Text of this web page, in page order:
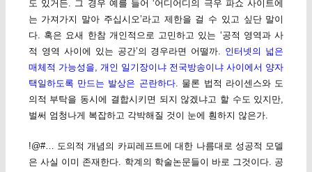
도 있거든. 그 경우 예를 들어 ‘어디어디의 극우 파쇼 사이트에
는 가져가지 말아 주십시오’라고 제한을 걸 수 있고 싶단 말이
다. 혹은 요새 한참 개인적으로 고민하고 있는 ‘공적 영역과 사
적 영역 사이에 있는 공간’의 경우라면 어떨까. 인터넷의 넓은
매체적 가능성을, 개인 일기장이냐 전국방송이냐 사이에서 양자
택일하도록 만드는 발상은 곤란하다. 물론 법적 라이센스와 도
의적 부탁을 동시에 결합시키면 되지 않겠냐고 할 수도 있지만,
벌써 엄청나게 복잡하고 각박해질 것이 눈에 훤하지 않은가.
!@#… 도의적 개념의 카피레프트에 대한 나름대로 성공적 모델
은 사실 이미 존재한다. 학계의 학술논문들이 바로 그것이다. 공